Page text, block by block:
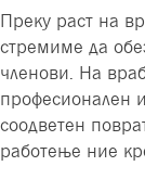
Преку раст на
стремиме да
членови. На
професионален
соодветен
работење ние